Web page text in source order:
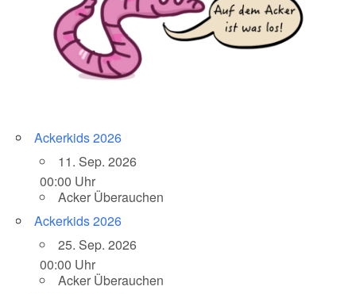
Ackerkids 2026
11. Sep. 2026
00:00 Uhr
Acker Überauchen
Ackerkids 2026
25. Sep. 2026
00:00 Uhr
Acker Überauchen